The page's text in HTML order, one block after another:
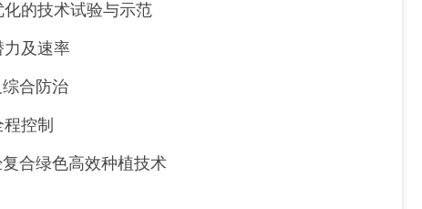
的技术试验与示范
及速率
合防治
控制
合绿色高效种植技术